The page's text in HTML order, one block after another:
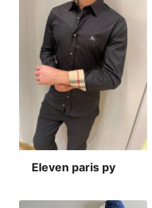
Eleven paris py